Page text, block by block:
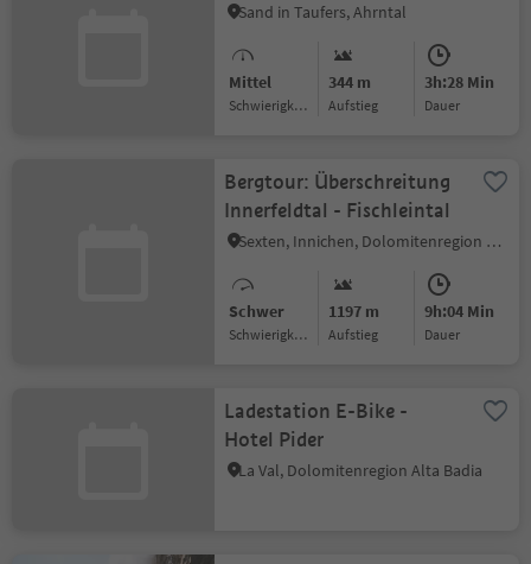
Sand in Taufers, Ahrntal
Mittel
Schwierigkeitsgrad
344 m
Aufstieg
3h:28 Min
Dauer
Bergtour: Überschreitung
Innerfeldtal - Fischleintal
Sexten, Innichen, Dolomitenregion 3 Zinnen
Schwer
Schwierigkeitsgrad
1197 m
Aufstieg
9h:04 Min
Dauer
Ladestation E-Bike -
Hotel Pider
La Val, Dolomitenregion Alta Badia